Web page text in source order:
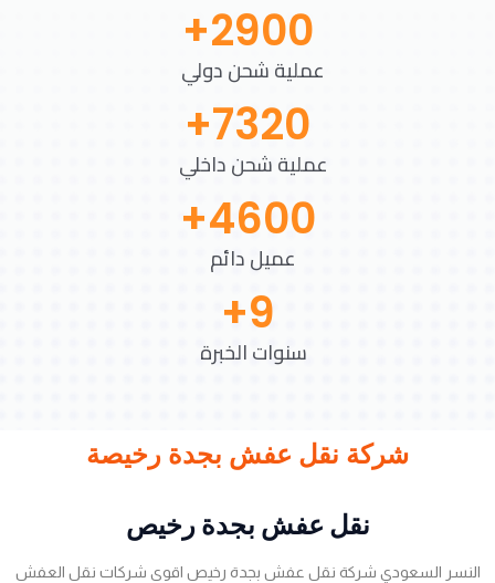
+2900
عملية شحن دولي
+7320
عملية شحن داخلي
+4600
عميل دائم
+9
سنوات الخبرة
شركة نقل عفش بجدة رخيصة
نقل عفش بجدة رخيص
النسر السعودي شركة نقل عفش بجدة رخيص اقوى شركات نقل العفش